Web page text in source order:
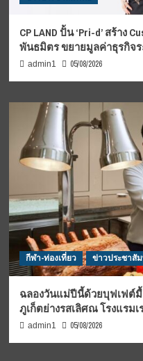
CP LAND ปั้น ‘Pri-d’ สร้าง
พันธมิตร ขยายมูลค่าธุรกิจร
admin1 05/08/2026
กีฬา-ท่องเที่ยว ข่าวประชาสั
ฉลองวันแม่ปีนี้ด้วยบุฟเฟต์
ภูเก็ตย่างรสเลิศณ โรงแรม
admin1 05/08/2026